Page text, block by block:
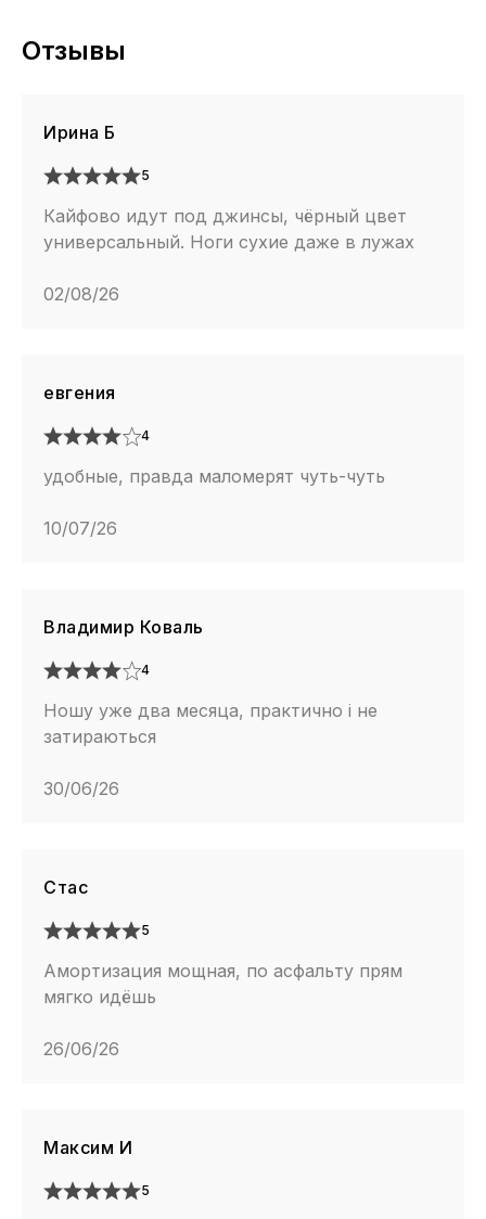
Отзывы
Ирина Б
5
Кайфово идут под джинсы, чёрный цвет
универсальный. Ноги сухие даже в лужах
02/08/26
евгения
4
удобные, правда маломерят чуть-чуть
10/07/26
Владимир Коваль
4
Ношу уже два месяца, практично і не
затираються
30/06/26
Стас
5
Амортизация мощная, по асфальту прям
мягко идёшь
26/06/26
Максим И
5